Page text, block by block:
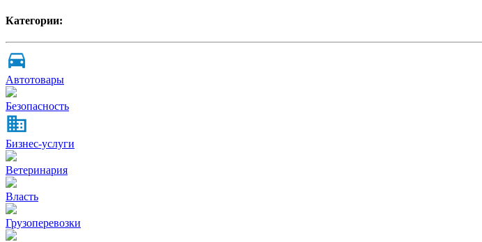
Категории:
Автотовары
Безопасность
Бизнес-услуги
Ветеринария
Власть
Грузоперевозки